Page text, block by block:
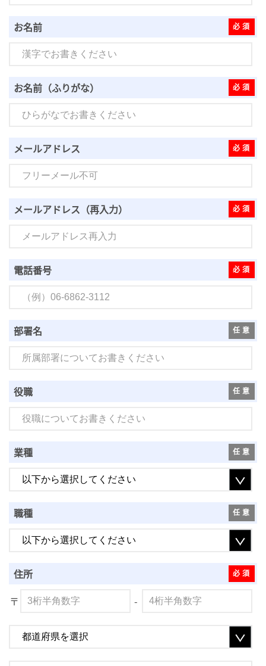
お名前
お名前（ふりがな）
メールアドレス
メールアドレス（再入力）
電話番号
部署名
役職
業種
職種
住所
〒
-